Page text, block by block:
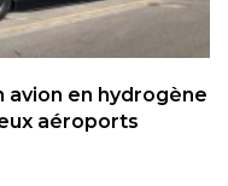
avion en hydrogène
aéroports